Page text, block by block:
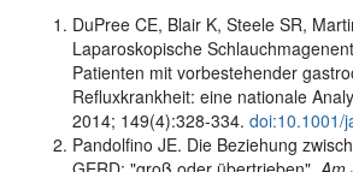
DuPree CE, Blair K, Steele SR,
Laparoskopische
Patienten mit vorbestehender
Refluxkrankheit: eine nationale
2014; 149(4):328-334. doi:10.1001/
Pandolfino JE. Die Beziehung